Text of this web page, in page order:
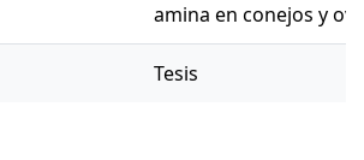
amina en conejos y
Tesis